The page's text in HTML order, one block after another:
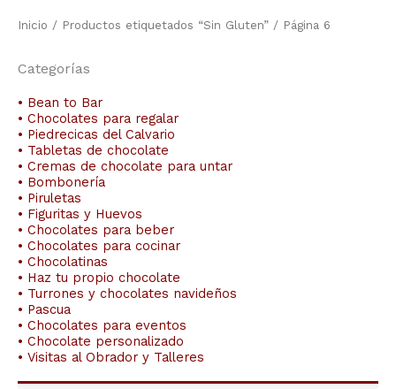
Inicio / Productos etiquetados “Sin Gluten” / Página 6
Categorías
• Bean to Bar
• Chocolates para regalar
• Piedrecicas del Calvario
• Tabletas de chocolate
• Cremas de chocolate para untar
• Bombonería
• Piruletas
• Figuritas y Huevos
• Chocolates para beber
• Chocolates para cocinar
• Chocolatinas
• Haz tu propio chocolate
• Turrones y chocolates navideños
• Pascua
• Chocolates para eventos
• Chocolate personalizado
• Visitas al Obrador y Talleres